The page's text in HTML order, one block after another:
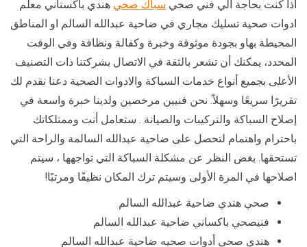
اذا كنت بحاجة الي فني صحي سباك صحي هندي باكستاني معلم
ادوات صحية تسليك مجاري في ضاحية عبدالله السالم او المناطق
المحيطة بهاو بجودة موثوقة وخبرة وكفالة ونظافة وفي الوقت
المحدد، يمكنك أن تشعر بالثقة في الاتصال بشركتنا ذات التصنيف
الأعلى بجميع أنواع خدمات السباكة والادوات الصحية دعنا نقدم لك
تقريرًا سريعًا وسهلاً. نحن فنيين مرخصين ولدينا خبرة واسعة في
إصلاح السباكة والتركيبات والصيانة . ستعامل أنت وممتلكاتك
باحترام واهتمام لتحصل على ضاحية عبدالله السالمة والراحة التي
تستحقها. بغض النظر عن مشكلة السباكة التي تواجهها ، سيتم
اصلاحها في المرة الأولى وسيتم ترك المكان نظيفًا ومرتبًا!
صحي هندي ضاحية عبدالله السالم
فنيصحي باكساني ضاحية عبدالله السالم
هندي صحي أدوات صحيه ضاحية عبدالله السالم